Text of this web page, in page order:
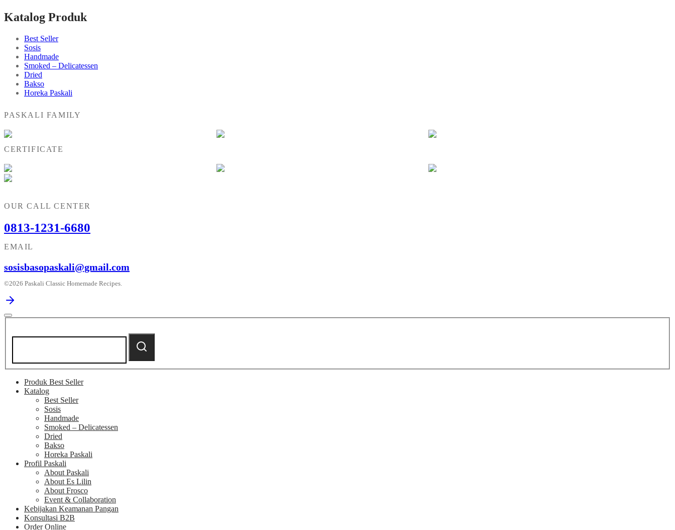
Katalog Produk
Best Seller
Sosis
Handmade
Smoked – Delicatessen
Dried
Bakso
Horeka Paskali
PASKALI FAMILY
CERTIFICATE
OUR CALL CENTER
0813-1231-6680
EMAIL
sosisbasopaskali@gmail.com
©2026 Paskali Classic Homemade Recipes.
Search
Search
Produk Best Seller
Katalog
Best Seller
Sosis
Handmade
Smoked – Delicatessen
Dried
Bakso
Horeka Paskali
Profil Paskali
About Paskali
About Es Lilin
About Frosco
Event & Collaboration
Kebijakan Keamanan Pangan
Konsultasi B2B
Order Online